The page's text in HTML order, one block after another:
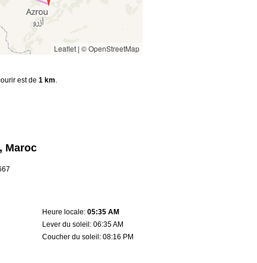
Leaflet | © OpenStreetMap
est de 1 km.
Maroc
Heure locale: 05:35 AM
Lever du soleil: 06:35 AM
Coucher du soleil: 08:16 PM